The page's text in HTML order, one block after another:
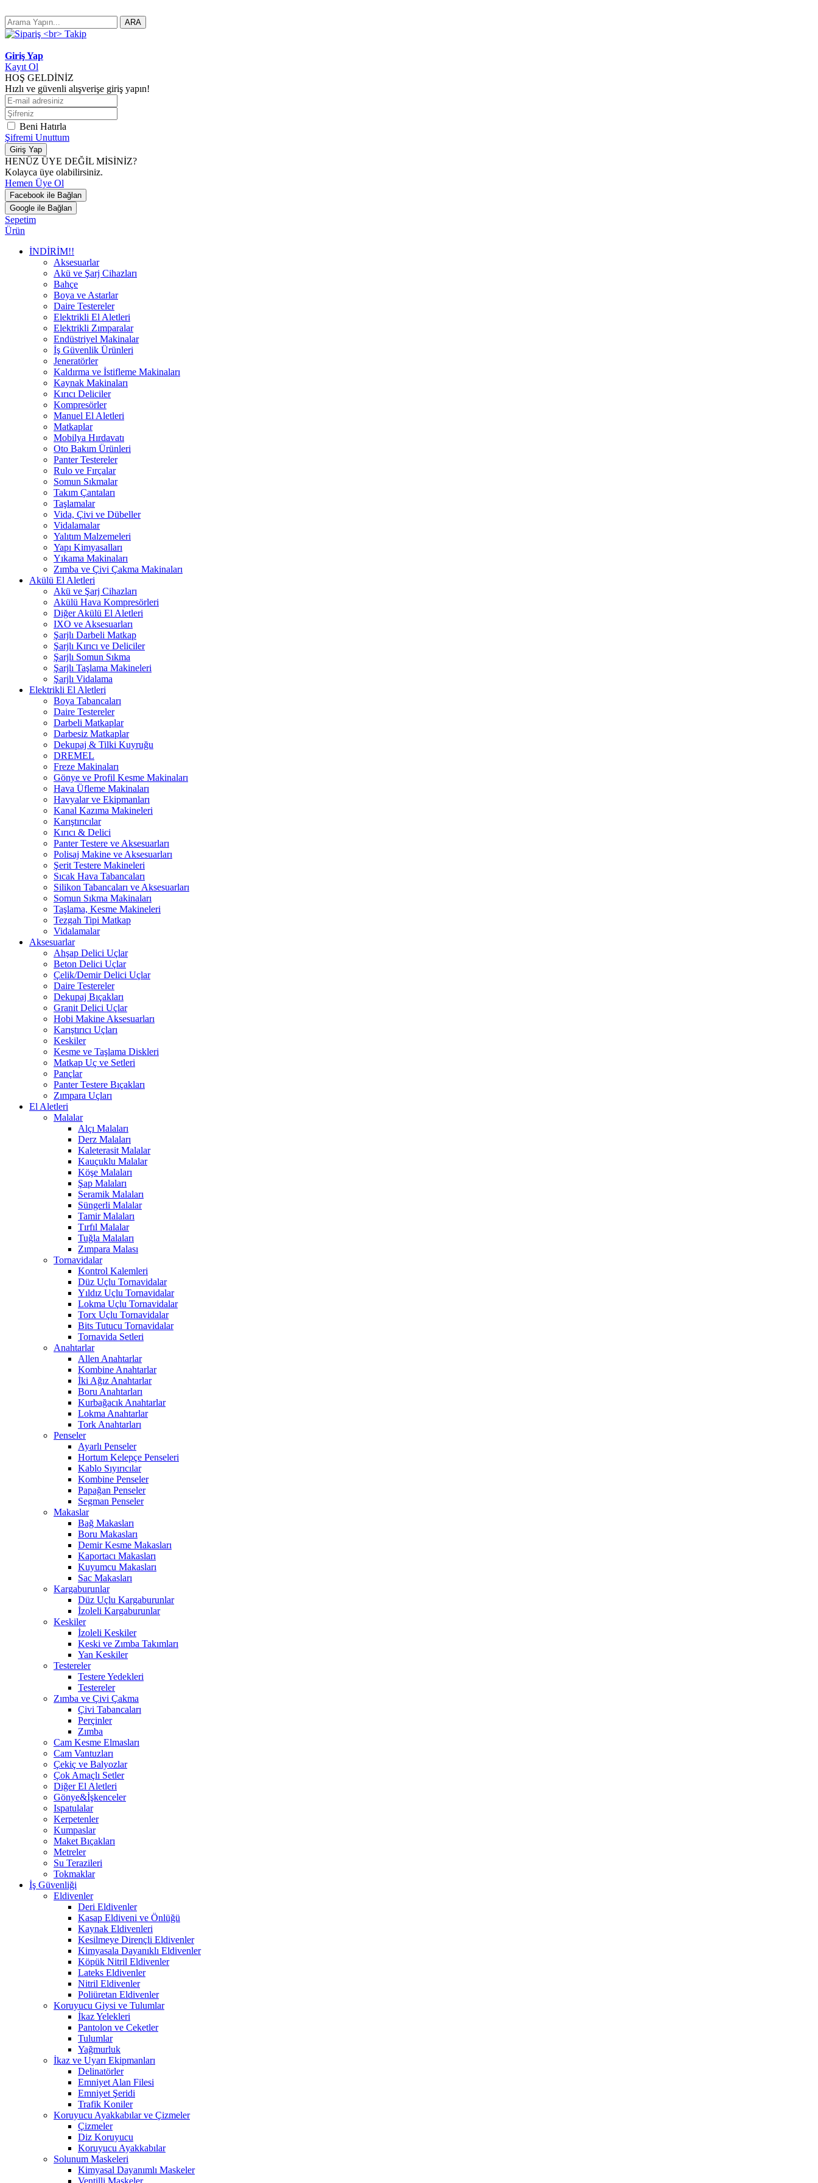
ARA
Giriş Yap
Kayıt Ol
HOŞ GELDİNİZ
Hızlı ve güvenli alışverişe giriş yapın!
Beni Hatırla
Şifremi Unuttum
Giriş Yap
HENÜZ ÜYE DEĞİL MİSİNİZ?
Kolayca üye olabilirsiniz.
Hemen Üye Ol
Facebook ile Bağlan
Google ile Bağlan
Sepetim
Ürün
İNDİRİM!!
Aksesuarlar
Akü ve Şarj Cihazları
Bahçe
Boya ve Astarlar
Daire Testereler
Elektrikli El Aletleri
Elektrikli Zımparalar
Endüstriyel Makinalar
İş Güvenlik Ürünleri
Jeneratörler
Kaldırma ve İstifleme Makinaları
Kaynak Makinaları
Kırıcı Deliciler
Kompresörler
Manuel El Aletleri
Matkaplar
Mobilya Hırdavatı
Oto Bakım Ürünleri
Panter Testereler
Rulo ve Fırçalar
Somun Sıkmalar
Takım Çantaları
Taşlamalar
Vida, Çivi ve Dübeller
Vidalamalar
Yalıtım Malzemeleri
Yapı Kimyasalları
Yıkama Makinaları
Zımba ve Çivi Çakma Makinaları
Akülü El Aletleri
Akü ve Şarj Cihazları
Akülü Hava Kompresörleri
Diğer Akülü El Aletleri
IXO ve Aksesuarları
Şarjlı Darbeli Matkap
Şarjlı Kırıcı ve Deliciler
Şarjlı Somun Sıkma
Şarjlı Taşlama Makineleri
Şarjlı Vidalama
Elektrikli El Aletleri
Boya Tabancaları
Daire Testereler
Darbeli Matkaplar
Darbesiz Matkaplar
Dekupaj & Tilki Kuyruğu
DREMEL
Freze Makinaları
Gönye ve Profil Kesme Makinaları
Hava Üfleme Makinaları
Havyalar ve Ekipmanları
Kanal Kazıma Makineleri
Karıştırıcılar
Kırıcı & Delici
Panter Testere ve Aksesuarları
Polisaj Makine ve Aksesuarları
Şerit Testere Makineleri
Sıcak Hava Tabancaları
Silikon Tabancaları ve Aksesuarları
Somun Sıkma Makinaları
Taşlama, Kesme Makineleri
Tezgah Tipi Matkap
Vidalamalar
Aksesuarlar
Ahşap Delici Uçlar
Beton Delici Uçlar
Çelik/Demir Delici Uçlar
Daire Testereler
Dekupaj Bıçakları
Granit Delici Uçlar
Hobi Makine Aksesuarları
Karıştırıcı Uçları
Keskiler
Kesme ve Taşlama Diskleri
Matkap Uç ve Setleri
Pançlar
Panter Testere Bıçakları
Zımpara Uçları
El Aletleri
Malalar
Alçı Malaları
Derz Malaları
Kaleterasit Malalar
Kauçuklu Malalar
Köşe Malaları
Şap Malaları
Seramik Malaları
Süngerli Malalar
Tamir Malaları
Tırfıl Malalar
Tuğla Malaları
Zımpara Malası
Tornavidalar
Kontrol Kalemleri
Düz Uçlu Tornavidalar
Yıldız Uçlu Tornavidalar
Lokma Uçlu Tornavidalar
Torx Uçlu Tornavidalar
Bits Tutucu Tornavidalar
Tornavida Setleri
Anahtarlar
Allen Anahtarlar
Kombine Anahtarlar
İki Ağız Anahtarlar
Boru Anahtarları
Kurbağacık Anahtarlar
Lokma Anahtarlar
Tork Anahtarları
Penseler
Ayarlı Penseler
Hortum Kelepçe Penseleri
Kablo Sıyırıcılar
Kombine Penseler
Papağan Penseler
Segman Penseler
Makaslar
Bağ Makasları
Boru Makasları
Demir Kesme Makasları
Kaportacı Makasları
Kuyumcu Makasları
Sac Makasları
Kargaburunlar
Düz Uçlu Kargaburunlar
İzoleli Kargaburunlar
Keskiler
İzoleli Keskiler
Keski ve Zımba Takımları
Yan Keskiler
Testereler
Testere Yedekleri
Testereler
Zımba ve Çivi Çakma
Çivi Tabancaları
Perçinler
Zımba
Cam Kesme Elmasları
Cam Vantuzları
Çekiç ve Balyozlar
Çok Amaçlı Setler
Diğer El Aletleri
Gönye&İşkenceler
Ispatulalar
Kerpetenler
Kumpaslar
Maket Bıçakları
Metreler
Su Terazileri
Tokmaklar
İş Güvenliği
Eldivenler
Deri Eldivenler
Kasap Eldiveni ve Önlüğü
Kaynak Eldivenleri
Kesilmeye Dirençli Eldivenler
Kimyasala Dayanıklı Eldivenler
Köpük Nitril Eldivenler
Lateks Eldivenler
Nitril Eldivenler
Poliüretan Eldivenler
Koruyucu Giysi ve Tulumlar
İkaz Yelekleri
Pantolon ve Ceketler
Tulumlar
Yağmurluk
İkaz ve Uyarı Ekipmanları
Delinatörler
Emniyet Alan Filesi
Emniyet Şeridi
Trafik Koniler
Koruyucu Ayakkabılar ve Çizmeler
Çizmeler
Diz Koruyucu
Koruyucu Ayakkabılar
Solunum Maskeleri
Kimyasal Dayanımlı Maskeler
Ventilli Maskeler